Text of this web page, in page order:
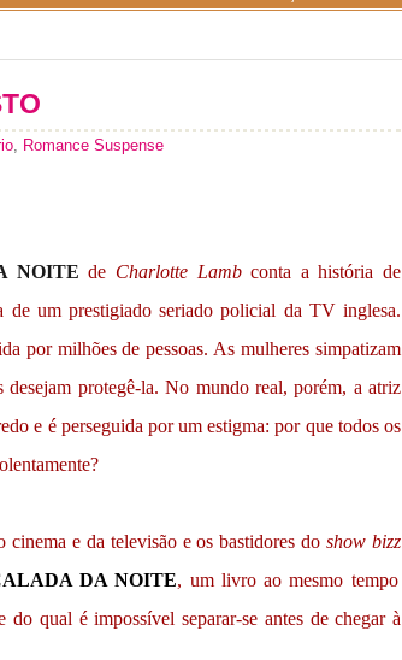
Romance Suspense
NOITE de Charlotte Lambconta a história de
de um prestigiado seriado policial da TV inglesa.
por milhões de pessoas. As mulheres simpatizam
desejam protegê-la. No mundo real, porém, a atriz
e é perseguida por um estigma: por que todos os
cinema e da televisão e os bastidores doshow bizz
DA NOITE, um livro ao mesmo tempo
do qual é impossível separar-se antes de chegar à